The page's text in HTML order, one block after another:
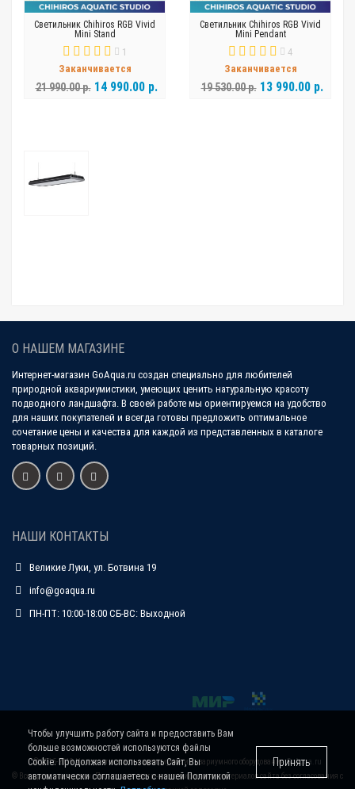
Светильник Chihiros RGB Vivid
Mini Stand
1
Заканчивается
21 990.00 р. 14 990.00 р.
Светильник Chihiros RGB Vivid
Mini Pendant
4
Заканчивается
19 530.00 р. 13 990.00 р.
О НАШЕМ МАГАЗИНЕ
Интернет-магазин GoAqua.ru создан специально для любителей
природной аквариумистики, умеющих ценить натуральную красоту
подводного ландшафта. В своей работе мы ориентируемся на удобство
для наших покупателей и всегда готовы предложить оптимальное
сочетание цены и качества для каждой из представленных в каталоге
товарных позиций.
НАШИ КОНТАКТЫ
Великие Луки, ул. Ботвина 19
info@goaqua.ru
ПН-ПТ: 10:00-18:00 СБ-ВС: Выходной
© 2015-2019 Интернет-магазин аквариумов и аквариумного оборудованияGoAqua.ru
© Все права защищены. Полное или частичное копирование материалов сайта без согласования с
Чтобы улучшить работу сайта и предоставить Вам
больше возможностей используются файлы
Cookie. Продолжая использовать Сайт, Вы
автоматически соглашаетесь с нашей Политикой
Принять